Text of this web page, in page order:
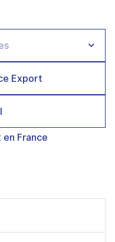
Export
France